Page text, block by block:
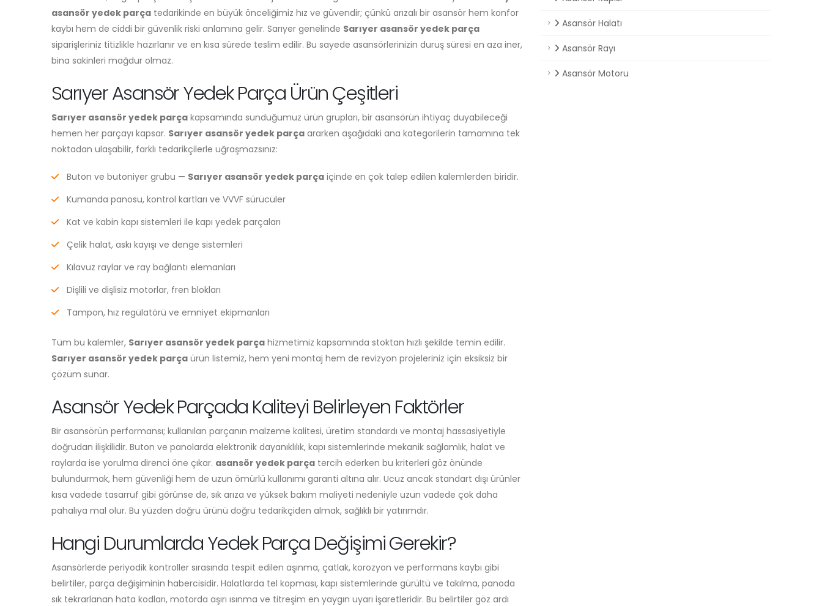
asansör yedek parça tedarikinde en büyük önceliğimiz hız ve güvendir; çünkü arızalı bir asansör hem konfor
kaybı hem de ciddi bir güvenlik riski anlamına gelir. Sarıyer genelinde Sarıyer asansör yedek parça
siparişleriniz titizlikle hazırlanır ve en kısa sürede teslim edilir. Bu sayede asansörlerinizin duruş süresi en aza iner,
bina sakinleri mağdur olmaz.
Sarıyer Asansör Yedek Parça Ürün Çeşitleri
Sarıyer asansör yedek parça kapsamında sunduğumuz ürün grupları, bir asansörün ihtiyaç duyabileceği
hemen her parçayı kapsar. Sarıyer asansör yedek parça ararken aşağıdaki ana kategorilerin tamamına tek
noktadan ulaşabilir, farklı tedarikçilerle uğraşmazsınız:
Buton ve butoniyer grubu — Sarıyer asansör yedek parça içinde en çok talep edilen kalemlerden biridir.
Kumanda panosu, kontrol kartları ve VVVF sürücüler
Kat ve kabin kapı sistemleri ile kapı yedek parçaları
Çelik halat, askı kayışı ve denge sistemleri
Kılavuz raylar ve ray bağlantı elemanları
Dişlili ve dişlisiz motorlar, fren blokları
Tampon, hız regülatörü ve emniyet ekipmanları
Tüm bu kalemler, Sarıyer asansör yedek parça hizmetimiz kapsamında stoktan hızlı şekilde temin edilir.
Sarıyer asansör yedek parça ürün listemiz, hem yeni montaj hem de revizyon projeleriniz için eksiksiz bir
çözüm sunar.
Asansör Yedek Parçada Kaliteyi Belirleyen Faktörler
Bir asansörün performansı; kullanılan parçanın malzeme kalitesi, üretim standardı ve montaj hassasiyetiyle
doğrudan ilişkilidir. Buton ve panolarda elektronik dayanıklılık, kapı sistemlerinde mekanik sağlamlık, halat ve
raylarda ise yorulma direnci öne çıkar. asansör yedek parça tercih ederken bu kriterleri göz önünde
bulundurmak, hem güvenliği hem de uzun ömürlü kullanımı garanti altına alır. Ucuz ancak standart dışı ürünler
kısa vadede tasarruf gibi görünse de, sık arıza ve yüksek bakım maliyeti nedeniyle uzun vadede çok daha
pahalıya mal olur. Bu yüzden doğru ürünü doğru tedarikçiden almak, sağlıklı bir yatırımdır.
Hangi Durumlarda Yedek Parça Değişimi Gerekir?
Asansörlerde periyodik kontroller sırasında tespit edilen aşınma, çatlak, korozyon ve performans kaybı gibi
belirtiler, parça değişiminin habercisidir. Halatlarda tel kopması, kapı sistemlerinde gürültü ve takılma, panoda
sık tekrarlanan hata kodları, motorda aşırı ısınma ve titreşim en yaygın uyarı işaretleridir. Bu belirtiler göz ardı
Asansör Halatı
Asansör Rayı
Asansör Motoru